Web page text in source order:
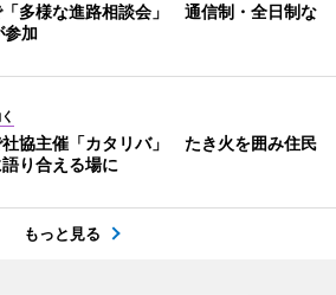
「多様な進路相談会」 通信制・全日制な
参加
協主催「カタリバ」 たき火を囲み住民
り合える場に
もっと見る